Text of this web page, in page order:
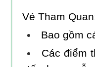
Vé Tham
Bao gồm
Các điểm